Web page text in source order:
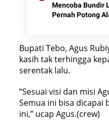
Mencoba Bundir
Pernah Potong
Bupati Tebo, Agus
kasih tak terhingga
serentak lalu.
“Sesuai visi dan misi
Semua ini bisa dicapai
ini,” ucap Agus.(crew)